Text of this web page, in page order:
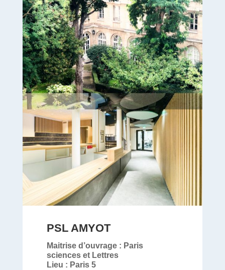
PSL AMYOT
Maitrise d’ouvrage : Paris
sciences et Lettres
Lieu : Paris 5